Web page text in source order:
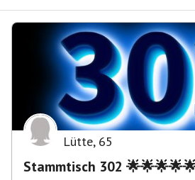
Lütte, 65
Stammtisch 302